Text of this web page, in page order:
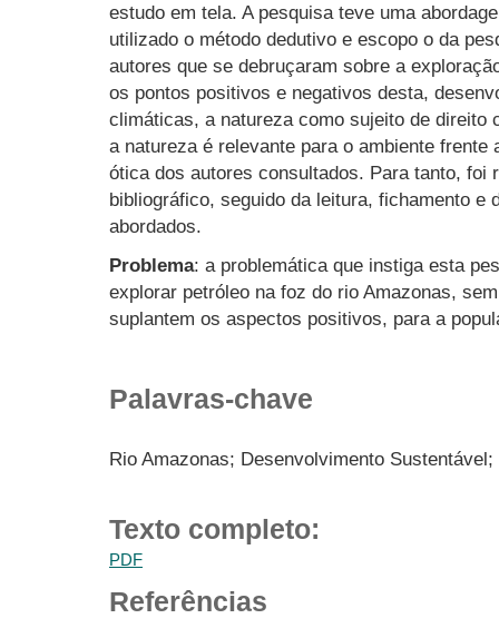
estudo em tela. A pesquisa teve uma
utilizado o método dedutivo e escopo o da
autores que se debruçaram sobre a
os pontos positivos e negativos desta,
climáticas, a natureza como sujeito de direito
a natureza é relevante para o ambiente frente
ótica dos autores consultados. Para tanto, foi
bibliográfico, seguido da leitura, fichamento e
abordados.
Problema: a problemática que instiga esta
explorar petróleo na foz do rio Amazonas,
suplantem os aspectos positivos, para a
Palavras-chave
Rio Amazonas; Desenvolvimento
Texto completo:
PDF
Referências